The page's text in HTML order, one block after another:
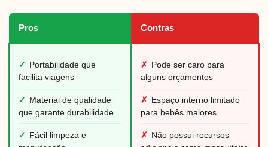
Pros Contras
✓
Portabilidade que
facilita viagens
✓
Material de qualidade
que garante durabilidade
✓
Fácil limpeza e
✗ Pode ser caro para
alguns orçamentos
✗ Espaço interno limitado
para bebês maiores
✗ Não possui recursos